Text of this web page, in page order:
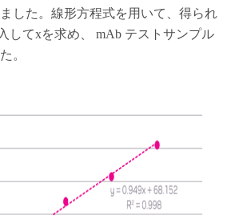
した。線形方程式を用いて、得られ
してxを求め、 mAb テストサンプル
。